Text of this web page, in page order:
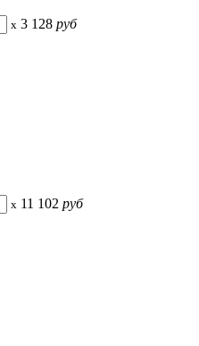
x 3 128 руб
x 11 102 руб